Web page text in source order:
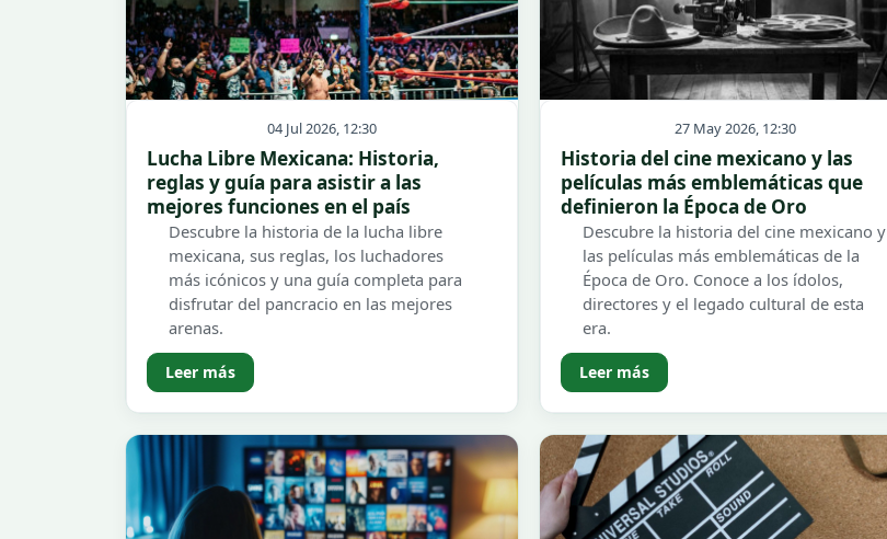
04 Jul 2026, 12:30
Lucha Libre Mexicana: Historia,
reglas y guía para asistir a las
mejores funciones en el país
Descubre la historia de la lucha libre
mexicana, sus reglas, los luchadores
más icónicos y una guía completa para
disfrutar del pancracio en las mejores
arenas.
Leer más
27 May 2026, 12:30
Historia del cine mexicano y las
películas más emblemáticas que
definieron la Época de Oro
Descubre la historia del cine mexicano y
las películas más emblemáticas de la
Época de Oro. Conoce a los ídolos,
directores y el legado cultural de esta
era.
Leer más